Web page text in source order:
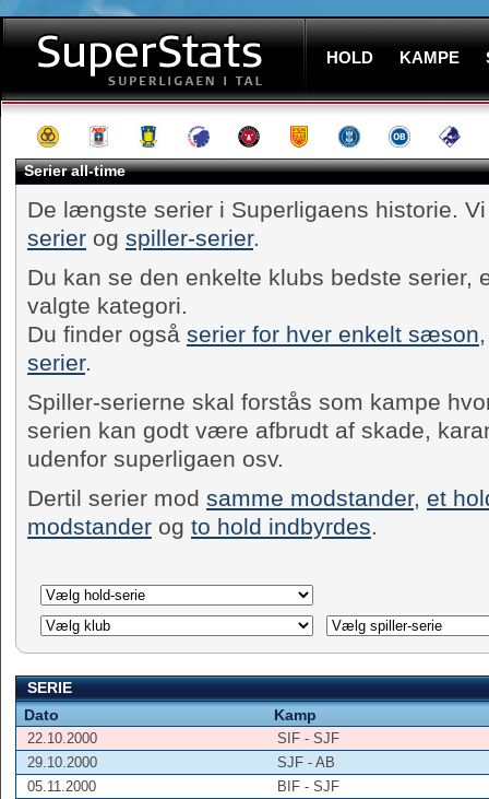
HOLD KAMPE
Serier all-time
De længste serier i Superligaens historie.
serier og spiller-serier.
Du kan se den enkelte klubs bedste serier,
valgte kategori.
Du finder også serier for hver enkelt sæson
serier.
Spiller-serierne skal forstås som kampe
serien kan godt være afbrudt af skade,
udenfor superligaen osv.
Dertil serier mod samme modstander, et
modstander og to hold indbyrdes.
SERIE
Dato
Kamp
22.10.2000
SIF - SJF
29.10.2000
SJF - AB
05.11.2000
BIF - SJF